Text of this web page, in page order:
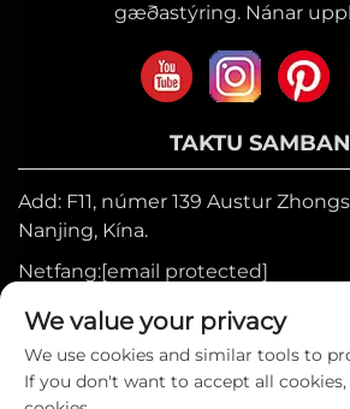
gæðastýring. Nánar
TAKTU
Add: F11, númer 139 Austur
Nanjing, Kína.
Netfang:[email protected]
Farsími:+86-17327710449
Sími:+86-025-84573776
We value your privacy
We use cookies and similar tools to
If you don't want to accept all